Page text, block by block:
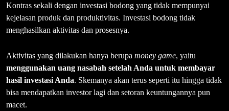
Kontras sekali dengan investasi bodong yang tidak mempunyai
kejelasan produk dan produktivitas. Investasi bodong tidak
menghasilkan aktivitas dan prosesnya.
Aktivitas yang dilakukan hanya berupa money game, yaitu
menggunakan uang nasabah setelah Anda untuk membayar
hasil investasi Anda. Skemanya akan terus seperti itu hingga tidak
bisa mendapatkan investor lagi dan setoran keuntungannya pun
macet.